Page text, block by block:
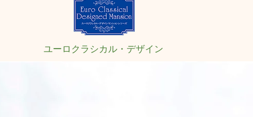
ユーロクラシカル・デザイン